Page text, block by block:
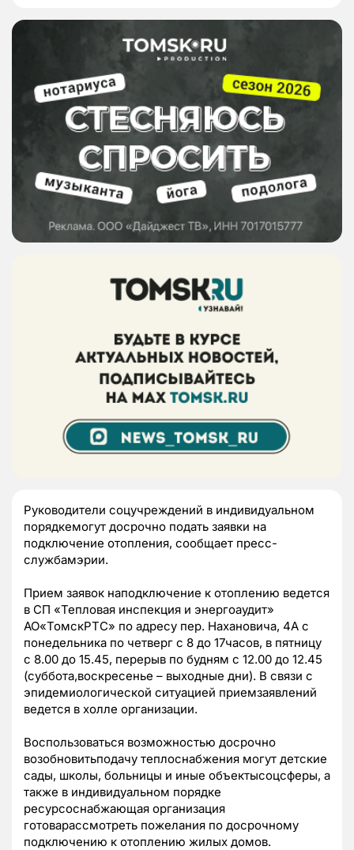
Руководители соцучреждений в индивидуальном
порядкемогут досрочно подать заявки на
подключение отопления, сообщает пресс-
службамэрии.
Прием заявок наподключение к отоплению ведется
в СП «Тепловая инспекция и энергоаудит»
АО«ТомскРТС» по адресу пер. Нахановича, 4А с
понедельника по четверг с 8 до 17часов, в пятницу
с 8.00 до 15.45, перерыв по будням с 12.00 до 12.45
(суббота,воскресенье – выходные дни). В связи с
эпидемиологической ситуацией приемзаявлений
ведется в холле организации.
Воспользоваться возможностью досрочно
возобновитьподачу теплоснабжения могут детские
сады, школы, больницы и иные объектысоцсферы, а
также в индивидуальном порядке
ресурсоснабжающая организация
готоварассмотреть пожелания по досрочному
подключению к отоплению жилых домов.